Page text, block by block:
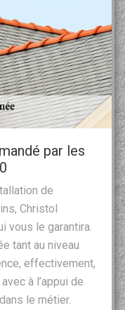
par les
de
Christol
vous le garantira.
tant au niveau
effectivement,
à l’appui de
le métier.